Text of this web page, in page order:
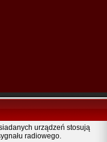
urządzeń stosują
radiowego.